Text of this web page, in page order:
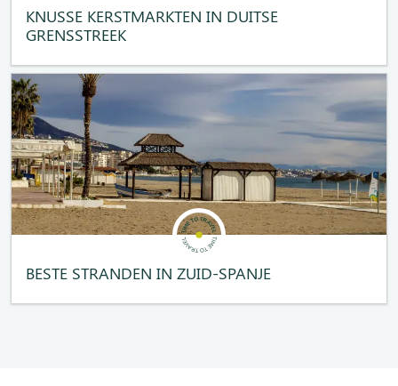
KNUSSE KERSTMARKTEN IN DUITSE
GRENSSTREEK
BESTE STRANDEN IN ZUID-SPANJE